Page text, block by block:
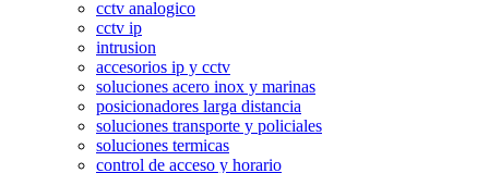
cctv analogico
cctv ip
intrusion
accesorios ip y cctv
soluciones acero inox y marinas
posicionadores larga distancia
soluciones transporte y policiales
soluciones termicas
control de acceso y horario